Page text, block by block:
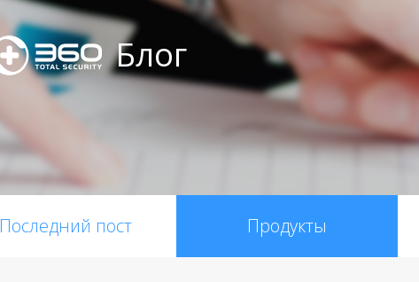
Блог
Последний пост Продукты